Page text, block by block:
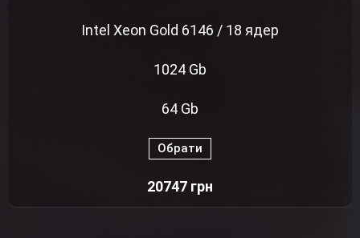
Intel Xeon Gold 6146 / 18 ядер
1024 Gb
64 Gb
Обрати
20747 грн